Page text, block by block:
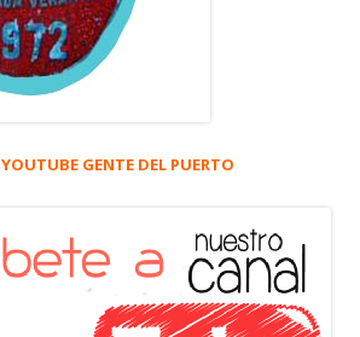
GENTE DEL PUERTO